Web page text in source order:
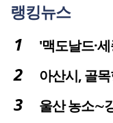
랭킹뉴스
'맥도날드·세종시립
아산시, 골
울산 농소∼강동